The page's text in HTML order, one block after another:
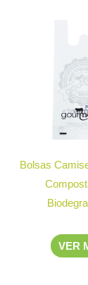
Bolsas
VER